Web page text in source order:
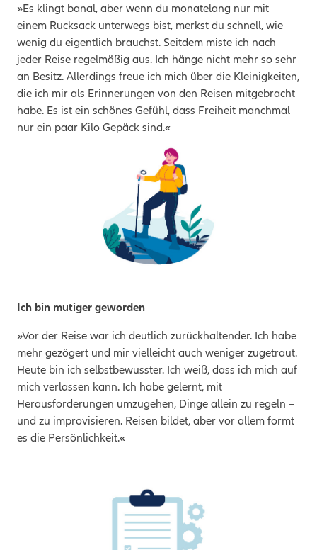
Ich bin mutiger geworden
»Vor der Reise war ich deutlich zurückhaltender. Ich habe
mehr gezögert und mir vielleicht auch weniger zugetraut.
Heute bin ich selbstbewusster. Ich weiß, dass ich mich auf
mich verlassen kann. Ich habe gelernt, mit
Herausforderungen umzugehen, Dinge allein zu regeln –
und zu improvisieren. Reisen bildet, aber vor allem formt
es die Persönlichkeit.«
»Es klingt banal, aber wenn du monatelang nur mit
einem Rucksack unterwegs bist, merkst du schnell, wie
wenig du eigentlich brauchst. Seitdem miste ich nach
jeder Reise regelmäßig aus. Ich hänge nicht mehr so sehr
an Besitz. Allerdings freue ich mich über die Kleinigkeiten,
die ich mir als Erinnerungen von den Reisen mitgebracht
habe. Es ist ein schönes Gefühl, dass Freiheit manchmal
nur ein paar Kilo Gepäck sind.«